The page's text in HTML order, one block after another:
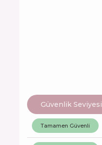
Güvenlik Seviyesi
Tamamen Güvenli